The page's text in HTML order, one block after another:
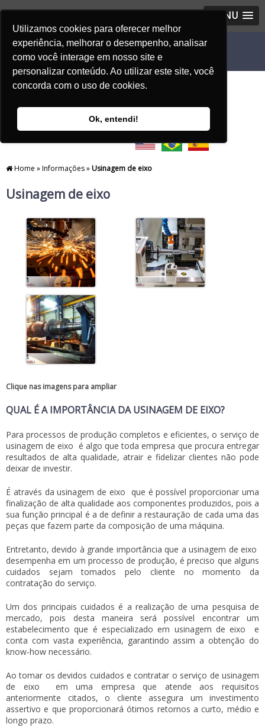
Utilizamos cookies para oferecer melhor
experiência, melhorar o desempenho, analisar
como você interage em nosso site e
personalizar conteúdo. Ao utilizar este site, você
concorda com o uso de cookies.
Ok, entendi!
MENU
Home »Informações»Usinagem de eixo
Usinagem de eixo
Clique nas imagens para ampliar
QUAL É A IMPORTÂNCIA DA USINAGEM DE EIXO?
Para processos de produção completos e eficientes, o serviço de
usinagem de eixo é algo que toda empresa que procura entregar
resultados de alta qualidade, atrair e fidelizar clientes não pode
deixar de investir.
É através dausinagem de eixo que é possível proporcionar uma
finalização de alta qualidade aos componentes produzidos, pois a
sua função principal é a de definir a restauração de cada uma das
peças que fazem parte da composição de uma máquina.
Entretanto, devido à grande importância que ausinagem de eixo
desempenha em um processo de produção, é preciso que alguns
cuidados sejam tomados pelo cliente no momento da
contratação do serviço.
Um dos principais cuidados é a realização de uma pesquisa de
mercado, pois desta maneira será possível encontrar um
estabelecimento que é especializado em usinagem de eixo
e
conta com vasta experiência, garantindo assim a obtenção do
know-how necessário.
Ao tomar os devidos cuidados e contratar o serviço de usinagem
de eixo
em uma empresa que atende aos requisitos
anteriormente citados, o cliente assegura um investimento
assertivo e que proporcionará ótimos retornos a curto, médio e
longo prazo.